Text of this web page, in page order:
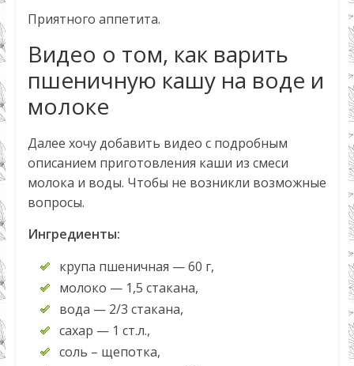
Приятного аппетита.
Видео о том, как варить
пшеничную кашу на воде и
молоке
Далее хочу добавить видео с подробным
описанием приготовления каши из смеси
молока и воды. Чтобы не возникли возможные
вопросы.
Ингредиенты:
крупа пшеничная — 60 г,
молоко — 1,5 стакана,
вода — 2/3 стакана,
сахар — 1 ст.л.,
соль – щепотка,